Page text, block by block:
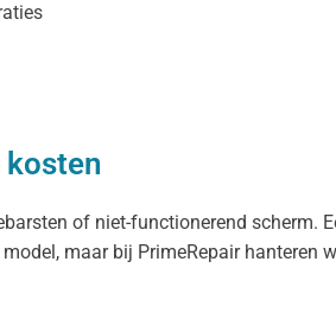
kosten
of niet-functionerend
maar bij PrimeRepair